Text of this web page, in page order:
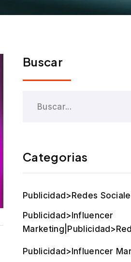
Buscar
Categorias
Publicidad>Redes
Publicidad>Influencer
Publicidad>Influencer